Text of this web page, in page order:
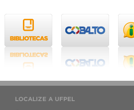
LOCALIZE A UFPEL